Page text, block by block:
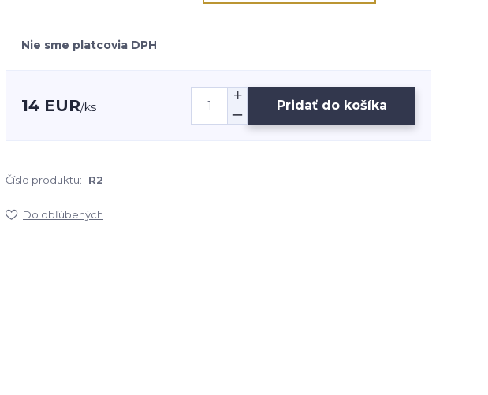
Nie sme platcovia DPH
14 EUR/ks Pridať do košíka
Číslo produktu: R2
Do obľúbených